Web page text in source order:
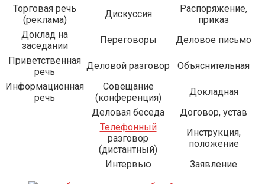
Торговая речь
(реклама)
Дискуссия
Распоряжение,
приказ
Доклад на
заседании
Переговоры
Деловое письмо
Приветственная
речь
Деловой разговор
Объяснительная
Информационная
речь
Совещание
(конференция)
Докладная
Деловая беседа
Договор, устав
Телефонный
разговор
(дистантный)
Инструкция,
положение
Интервью
Заявление